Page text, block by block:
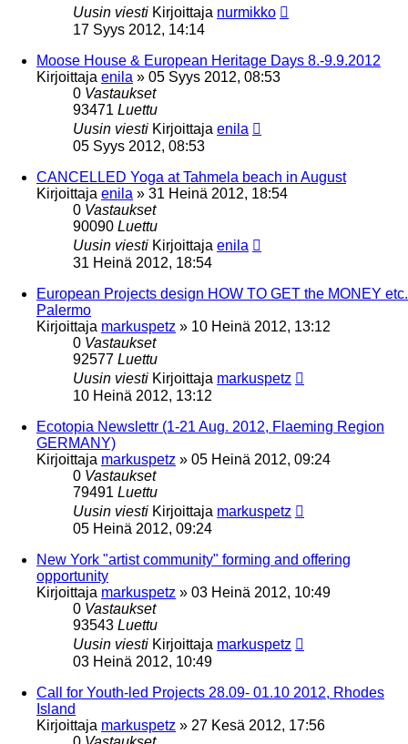
Uusin viesti Kirjoittaja nurmikko
17 Syys 2012, 14:14
Moose House & European Heritage Days 8.-9.9.2012
Kirjoittaja enila » 05 Syys 2012, 08:53
0 Vastaukset
93471 Luettu
Uusin viesti Kirjoittaja enila
05 Syys 2012, 08:53
CANCELLED Yoga at Tahmela beach in August
Kirjoittaja enila » 31 Heinä 2012, 18:54
0 Vastaukset
90090 Luettu
Uusin viesti Kirjoittaja enila
31 Heinä 2012, 18:54
European Projects design HOW TO GET the MONEY etc.
Palermo
Kirjoittaja markuspetz » 10 Heinä 2012, 13:12
0 Vastaukset
92577 Luettu
Uusin viesti Kirjoittaja markuspetz
10 Heinä 2012, 13:12
Ecotopia Newslettr (1-21 Aug. 2012, Flaeming Region
GERMANY)
Kirjoittaja markuspetz » 05 Heinä 2012, 09:24
0 Vastaukset
79491 Luettu
Uusin viesti Kirjoittaja markuspetz
05 Heinä 2012, 09:24
New York "artist community" forming and offering
opportunity
Kirjoittaja markuspetz » 03 Heinä 2012, 10:49
0 Vastaukset
93543 Luettu
Uusin viesti Kirjoittaja markuspetz
03 Heinä 2012, 10:49
Call for Youth-led Projects 28.09- 01.10 2012, Rhodes
Island
Kirjoittaja markuspetz » 27 Kesä 2012, 17:56